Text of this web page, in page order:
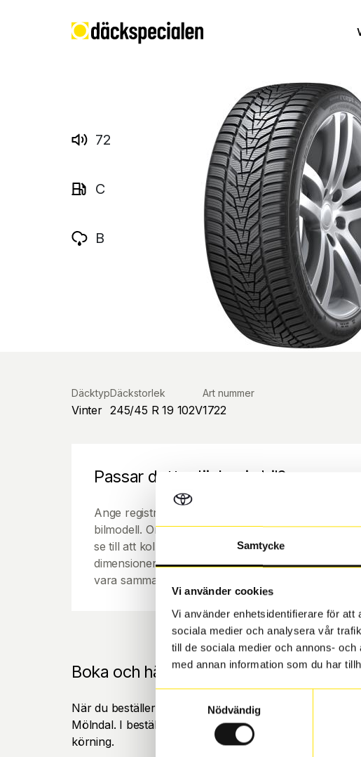
Samtycke
Vi använder cookies
Vi använder enhetsidentifierare för att
sociala medier och analysera vår
till de sociala medier och annons-
med annan information som du har
Nödvändig
72
C
B
Däcktyp
Vinter
Däckstorlek
245/45 R 19 102V
Art nummer
1722
Passar detta däck min bil?
Ange registreringsnummer för att se om det däck
bilmodell. Om du köper däck som skall sättas på
se till att kolla en extra gång så att däck och fälg har
dimensioner. Ibland kan fälgen ha bytts ut under
vara samma dimension som bilen hade ut från
Boka och hämta hos Däckspecialen
När du beställer dina nya däck eller fälgar hos oss
Mölndal. I beställningen anger du datum och tid för
körning.